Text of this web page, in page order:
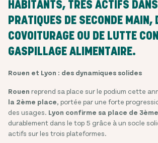
HABITANTS, TRÈS ACTIFS
PRATIQUES DE SECONDE MAIN,
COVOITURAGE OU DE LUTTE
GASPILLAGE ALIMENTAIRE.
Rouen et Lyon : des dynamiques solides
Rouen reprend sa place sur le podium cette
la 2ème place, portée par une forte
des usages. Lyon confirme sa place de 3ème
durablement dans le top 5 grâce à un socle
actifs sur les trois plateformes.